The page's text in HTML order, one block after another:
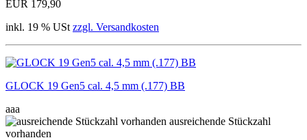
EUR 179,90
inkl. 19 % USt zzgl. Versandkosten
GLOCK 19 Gen5 cal. 4,5 mm (.177) BB
aaa
ausreichende Stückzahl
vorhanden